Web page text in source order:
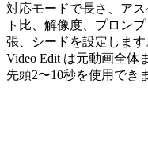
対応モードで長さ、アス
ト比、解像度、プロン
張、シードを設定します
Video Edit は元動画全体
先頭2〜10秒を使用でき